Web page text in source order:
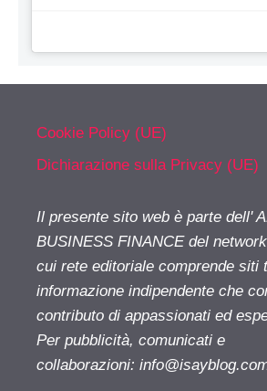
Cookie Policy (UE)
Dichiarazione sulla Privacy (UE)
Il presente sito web è parte dell'
BUSINESS FINANCE del
cui rete editoriale comprende siti
informazione indipendente che
contributo di appassionati ed
Per pubblicità, comunicati e
collaborazioni: